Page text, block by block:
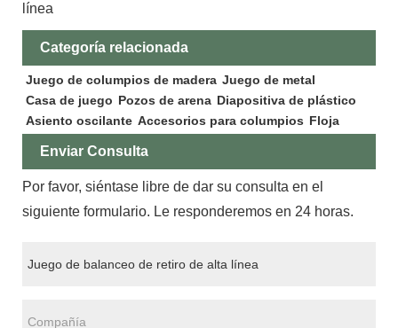
línea
Categoría relacionada
Juego de columpios de madera Juego de metal
Casa de juego Pozos de arena Diapositiva de plástico
Asiento oscilante Accesorios para columpios Floja
Enviar Consulta
Por favor, siéntase libre de dar su consulta en el
siguiente formulario. Le responderemos en 24 horas.